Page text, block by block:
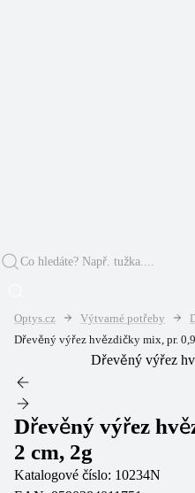
Optys.cz Výtvarné potřeby
Dřevěný výřez hvězdičky mix, pr.
Dřevěný výřez
2 cm, 2g
Katalogové číslo: 10234N